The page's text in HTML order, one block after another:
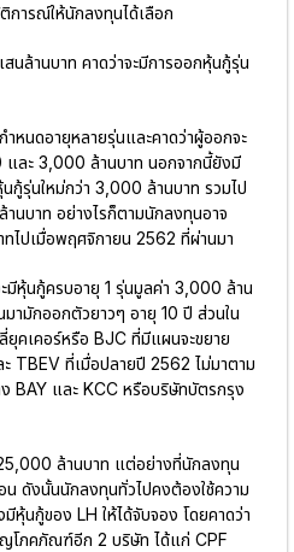
การณ์ให้นักลงทุนได้เลือก
ล้านบาท คาดว่าจะมีการออกหุ้นกู้รุ่น
หนดอายุหลายรุ่นและคาดว่าผู้ออกจะ
และ 3,000 ล้านบาท นอกจากนี้ยังมี
กู้รุ่นใหม่กว่า 3,000 ล้านบาท รวมไป
นบาท อย่างไรก็ตามนักลงทุนอาจ
ไปเมื่อพฤศจิกายน 2562 ที่ผ่านมา
มีหุ้นกู้ครบอายุ 1 รุ่นมูลค่า 3,000 ล้าน
ามักออกตัวยาวๆ อายุ 10 ปี ส่วนใน
ยุคเคอร์หรือ BJC ที่มีแผนจะขยาย
TBEV ที่เมื่อปลายปี 2562 ไม่มาตาม
BAY และ KCC หรือบริษัทบัตรกรุง
ล้านบาท แต่อย่างที่นักลงทุน
ดังนั้นนักลงทุนทั่วไปคงต้องใช้ความ
หุ้นกู้ของ LH ให้ได้จับจอง โดยคาดว่า
ญโภคภัณฑ์อีก 2 บริษัท ได้แก่ CPF